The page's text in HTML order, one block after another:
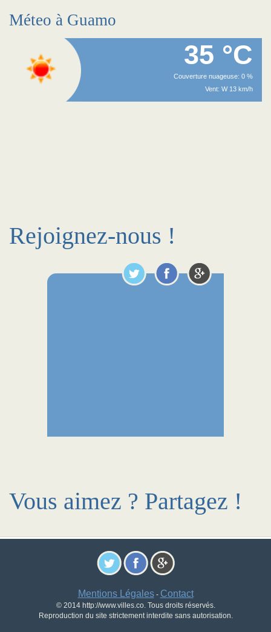
Méteo à Guamo
35 °C
Couverture nuageuse: 0 %
Vent: W 13 km/h
Rejoignez-nous !
Vous aimez ? Partagez !
Mentions Légales- Contact
© 2014 http://www.villes.co. Tous droits réservés.
Reproduction du site strictement interdite sans autorisation.